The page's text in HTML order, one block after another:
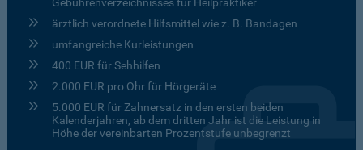
ärztlich verordnete Hilfsmittel wie z. B. Bandagen
umfangreiche Kurleistungen
400 EUR für Sehhilfen
2.000 EUR pro Ohr für Hörgeräte
5.000 EUR für Zahnersatz in den ersten beiden
Kalenderjahren, ab dem dritten Jahr ist die Leistung in
Höhe der vereinbarten Prozentstufe unbegrenzt